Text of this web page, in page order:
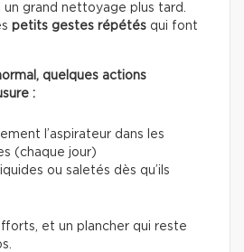
un grand nettoyage plus tard.
petits gestes répétés qui font
quelques actions
:
l’aspirateur dans les
(chaque jour)
ou saletés dès qu’ils
et un plancher qui reste